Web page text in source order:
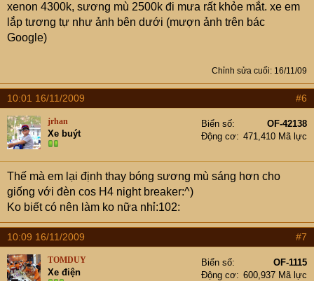
xenon 4300k, sương mù 2500k đi mưa rất khỏe mắt. xe em
lắp tương tự như ảnh bên dưới (mượn ảnh trên bác
Google)
Chỉnh sửa cuối: 16/11/09
10:01 16/11/2009 #6
jrhan
Xe buýt
Biển số
OF-42138
Động cơ
471,410 Mã lực
Thế mà em lại định thay bóng sương mù sáng hơn cho
giống với đèn cos H4 night breaker:^)
Ko biết có nên làm ko nữa nhỉ:102:
10:09 16/11/2009 #7
TOMDUY
Xe điện
Biển số
OF-1115
Động cơ
600,937 Mã lực